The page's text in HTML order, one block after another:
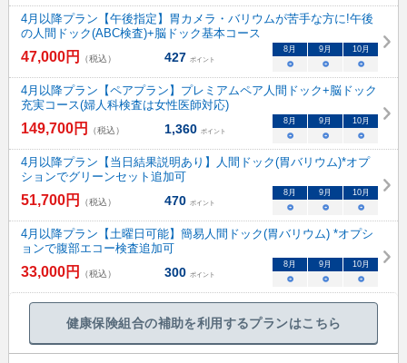
4月以降プラン【午後指定】胃カメラ・バリウムが苦手な方に!午後
の人間ドック(ABC検査)+脳ドック基本コース
47,000円 （税込） 427 ポイント
8 月 9 月 10月
○ ○ ○
4月以降プラン【ペアプラン】プレミアムペア人間ドック+脳ドック
充実コース(婦人科検査は女性医師対応)
149,700円 （税込） 1,360 ポイント
8 月 9 月 10月
○ ○ ○
4月以降プラン【当日結果説明あり】人間ドック(胃バリウム)*オプ
ションでグリーンセット追加可
51,700円 （税込） 470 ポイント
8 月 9 月 10月
○ ○ ○
4月以降プラン【土曜日可能】簡易人間ドック(胃バリウム) *オプシ
ョンで腹部エコー検査追加可
33,000円 （税込） 300 ポイント
8 月 9 月 10月
○ ○ ○
健康保険組合の補助を利用するプランはこちら